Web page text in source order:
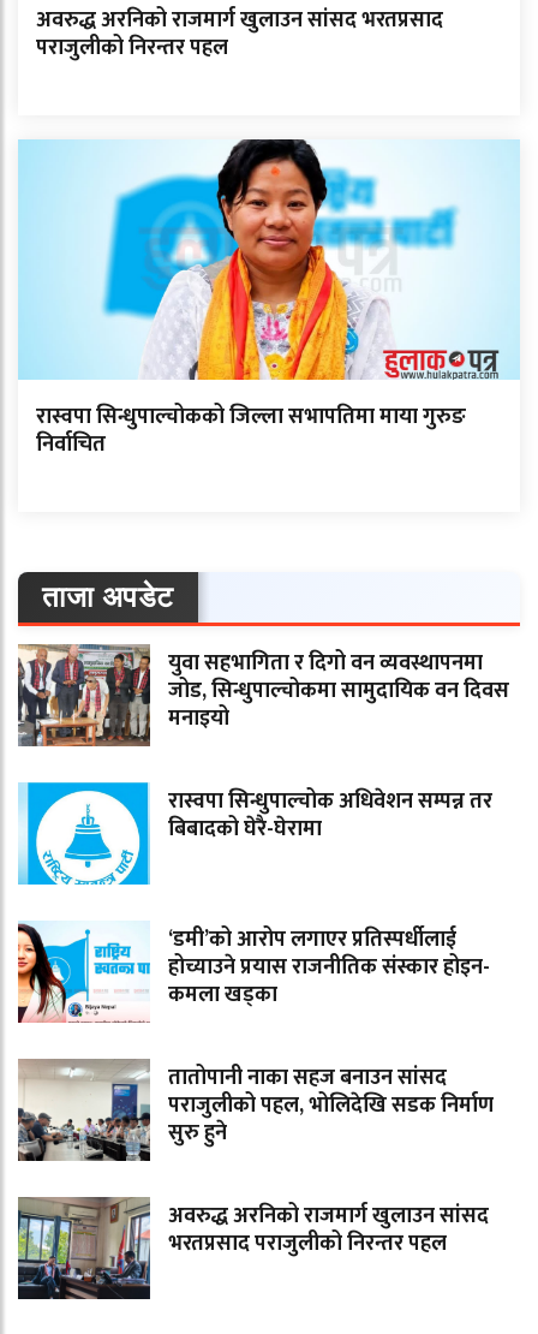
अवरुद्ध अरनिको राजमार्ग खुलाउन सांसद भरतप्रसाद
पराजुलीको निरन्तर पहल
रास्वपा सिन्धुपाल्चोकको जिल्ला सभापतिमा माया गुरुङ
निर्वाचित
ताजा अपडेट
युवा सहभागिता र दिगो वन व्यवस्थापनमा
जोड, सिन्धुपाल्चोकमा सामुदायिक वन दिवस
मनाइयो
रास्वपा सिन्धुपाल्चोक अधिवेशन सम्पन्न तर
बिबादको घेरै-घेरामा
‘डमी’को आरोप लगाएर प्रतिस्पर्धीलाई
होच्याउने प्रयास राजनीतिक संस्कार होइन-
कमला खड्का
तातोपानी नाका सहज बनाउन सांसद
पराजुलीको पहल, भोलिदेखि सडक निर्माण
सुरु हुने
अवरुद्ध अरनिको राजमार्ग खुलाउन सांसद
भरतप्रसाद पराजुलीको निरन्तर पहल